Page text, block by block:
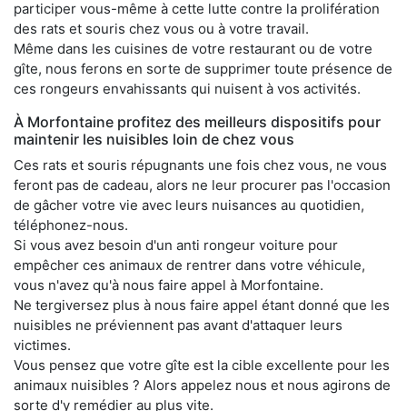
participer vous-même à cette lutte contre la prolifération
des rats et souris chez vous ou à votre travail.
Même dans les cuisines de votre restaurant ou de votre
gîte, nous ferons en sorte de supprimer toute présence de
ces rongeurs envahissants qui nuisent à vos activités.
À Morfontaine profitez des meilleurs dispositifs pour
maintenir les nuisibles loin de chez vous
Ces rats et souris répugnants une fois chez vous, ne vous
feront pas de cadeau, alors ne leur procurer pas l'occasion
de gâcher votre vie avec leurs nuisances au quotidien,
téléphonez-nous.
Si vous avez besoin d'un anti rongeur voiture pour
empêcher ces animaux de rentrer dans votre véhicule,
vous n'avez qu'à nous faire appel à Morfontaine.
Ne tergiversez plus à nous faire appel étant donné que les
nuisibles ne préviennent pas avant d'attaquer leurs
victimes.
Vous pensez que votre gîte est la cible excellente pour les
animaux nuisibles ? Alors appelez nous et nous agirons de
sorte d'y remédier au plus vite.